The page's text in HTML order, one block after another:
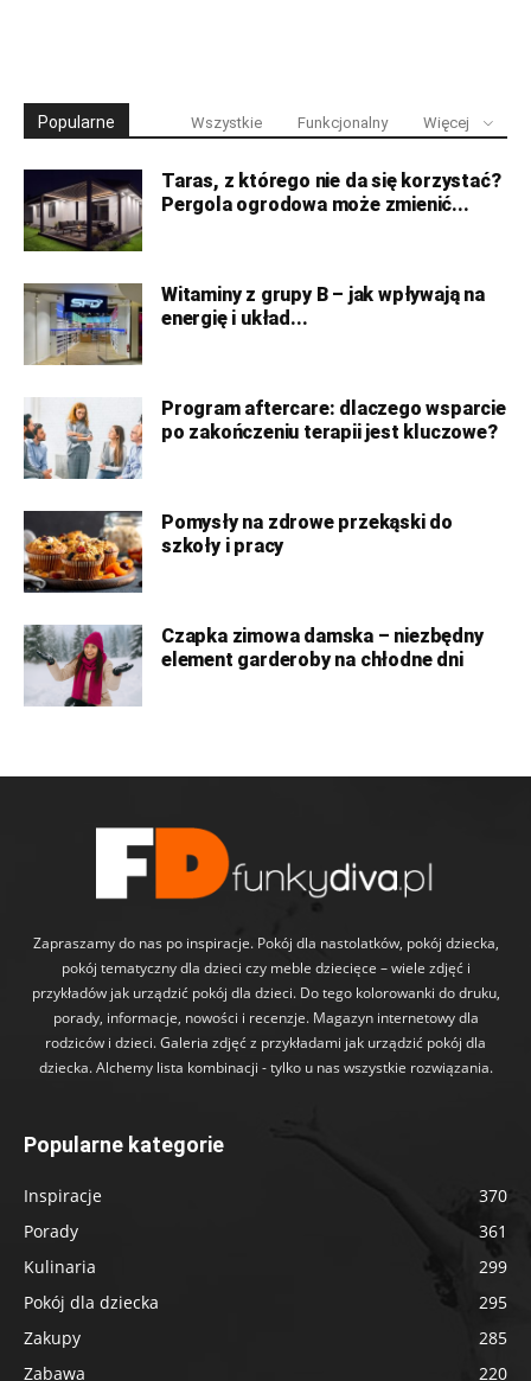
Popularne Wszystkie Funkcjonalny Więcej
Taras, z którego nie da się korzystać?
Pergola ogrodowa może zmienić...
Witaminy z grupy B – jak wpływają na
energię i układ...
Program aftercare: dlaczego wsparcie
po zakończeniu terapii jest kluczowe?
Pomysły na zdrowe przekąski do
szkoły i pracy
Czapka zimowa damska – niezbędny
element garderoby na chłodne dni
Zapraszamy do nas po inspiracje. Pokój dla nastolatków, pokój dziecka,
pokój tematyczny dla dzieci czy meble dziecięce – wiele zdjęć i
przykładów jak urządzić pokój dla dzieci. Do tego kolorowanki do druku,
porady, informacje, nowości i recenzje. Magazyn internetowy dla
rodziców i dzieci. Galeria zdjęć z przykładami jak urządzić pokój dla
dziecka. Alchemy lista kombinacji - tylko u nas wszystkie rozwiązania.
Popularne kategorie
Inspiracje
370
Porady
361
Kulinaria
299
Pokój dla dziecka
295
Zakupy
285
Zabawa
220